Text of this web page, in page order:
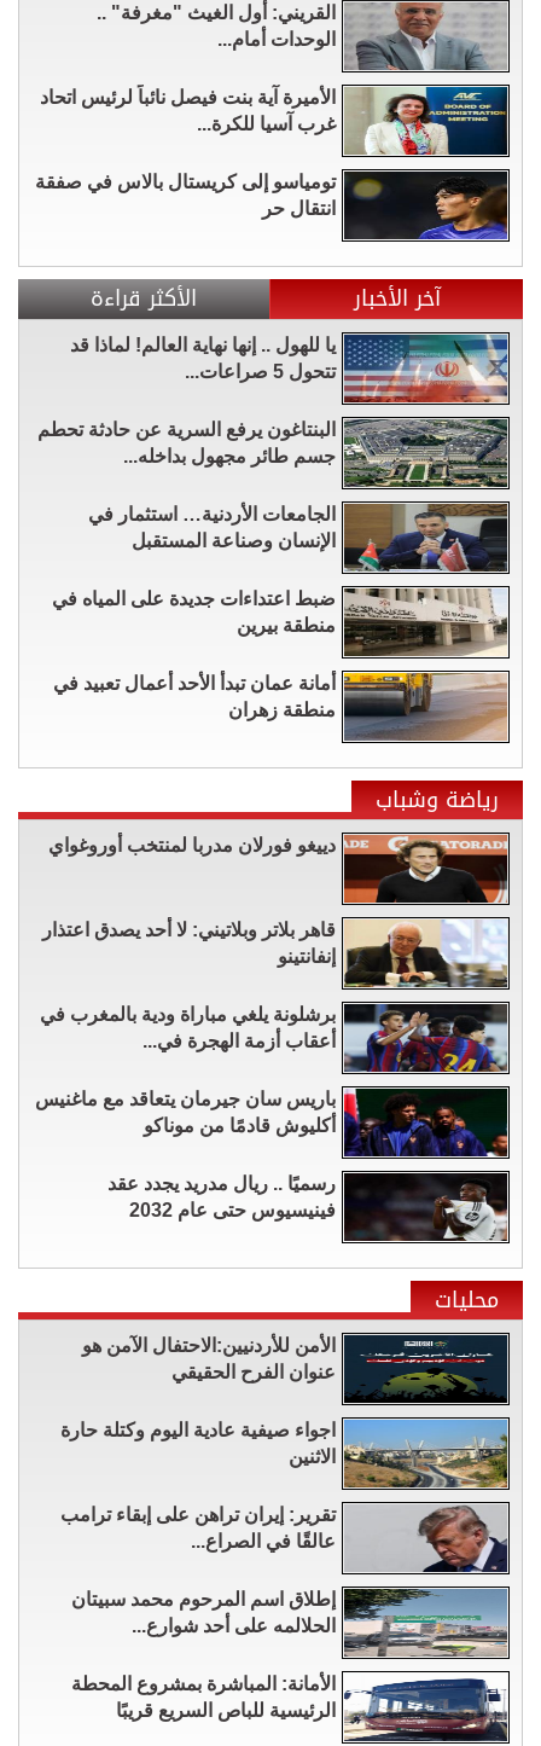
القريني: أول الغيث "مغرفة" ..
الوحدات أمام...
الأميرة آية بنت فيصل نائباً لرئيس اتحاد
غرب آسيا للكرة...
تومياسو إلى كريستال بالاس في صفقة
انتقال حر
آخر الأخبار الأكثر قراءة
يا للهول .. إنها نهاية العالم! لماذا قد
تتحول 5 صراعات...
البنتاغون يرفع السرية عن حادثة تحطم
جسم طائر مجهول بداخله...
الجامعات الأردنية… استثمار في
الإنسان وصناعة المستقبل
ضبط اعتداءات جديدة على المياه في
منطقة بيرين
أمانة عمان تبدأ الأحد أعمال تعبيد في
منطقة زهران
رياضة وشباب
دييغو فورلان مدربا لمنتخب أوروغواي
قاهر بلاتر وبلاتيني: لا أحد يصدق اعتذار
إنفانتينو
برشلونة يلغي مباراة ودية بالمغرب في
أعقاب أزمة الهجرة في...
باريس سان جيرمان يتعاقد مع ماغنيس
أكليوش قادمًا من موناكو
رسميًا .. ريال مدريد يجدد عقد
فينيسيوس حتى عام 2032
محليات
الأمن للأردنيين:الاحتفال الآمن هو
عنوان الفرح الحقيقي
اجواء صيفية عادية اليوم وكتلة حارة
الاثنين
تقرير: إيران تراهن على إبقاء ترامب
عالقًا في الصراع...
إطلاق اسم المرحوم محمد سبيتان
الحلالمه على أحد شوارع...
الأمانة: المباشرة بمشروع المحطة
الرئيسية للباص السريع قريبًا